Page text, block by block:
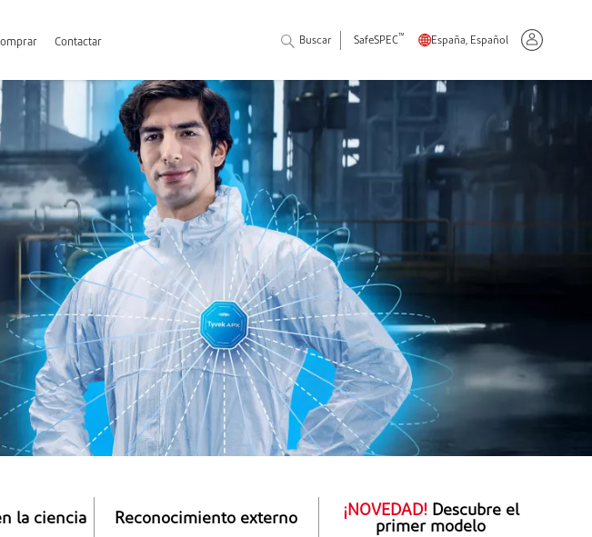
Contactar Buscar SafeSPEC™ España, Español
la ciencia Reconocimiento externo ¡NOVEDAD! Descubre el
primer modelo